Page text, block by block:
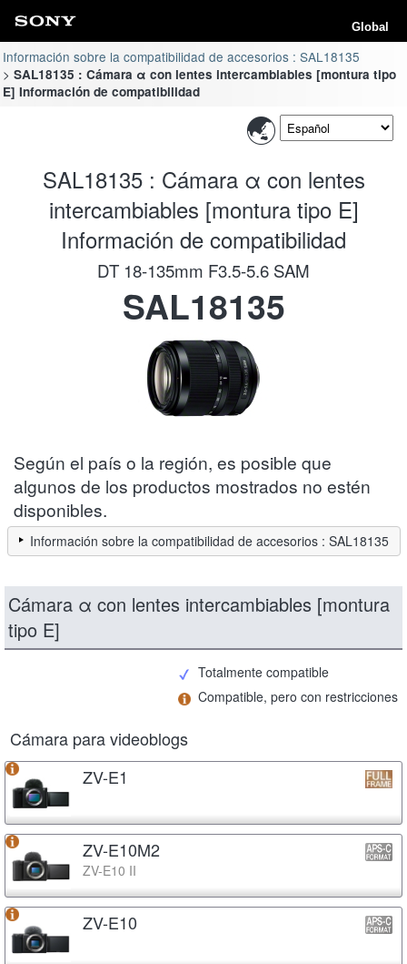
Global
Información sobre la compatibilidad de accesorios : SAL18135
SAL18135 : Cámara α con lentes intercambiables [montura tipo
E] Información de compatibilidad
SAL18135 : Cámara α con lentes
intercambiables [montura tipo E]
Información de compatibilidad
DT 18-135mm F3.5-5.6 SAM
SAL18135
Según el país o la región, es posible que
algunos de los productos mostrados no estén
disponibles.
Información sobre la compatibilidad de accesorios : SAL18135
Cámara α con lentes intercambiables [montura
tipo E]
Totalmente compatible
Compatible, pero con restricciones
Cámara para videoblogs
ZV-E1
ZV-E10M2
ZV-E10 II
ZV-E10